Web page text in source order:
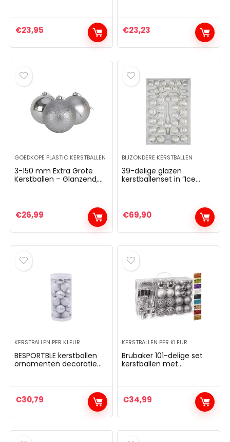
€23,95
sterren – kunststof
€23,23
GOEDKOPE PLASTIC KERSTBALLEN
3-150 mm Extra Grote
Kerstballen – Glanzend,
€26,99
BIJZONDERE KERSTBALLEN
39-delige glazen
kerstballenset in “Ice
kerstboomversiering
€69,90
KERSTBALLEN PER KLEUR
BESPORTBLE kerstballen
ornamenten decoratie
24 stuks
€30,79
KERSTBALLEN PER KLEUR
Brubaker 101-delige set
kerstballen met
€34,99